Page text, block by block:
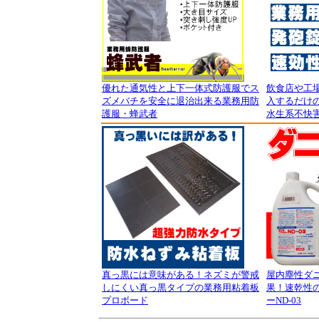
優れた通気性と上下一体式防護服でス
ズメバチを安全に退治出来る業務用防
護服・蜂武者
飲食店や工
入するだけ
水生系不快
真っ黒には意味がある！ネズミが警戒
しにくい真っ黒タイプの業務用粘着板
プロボード
屋内塵性ダ
果！速乾性
ーND-03